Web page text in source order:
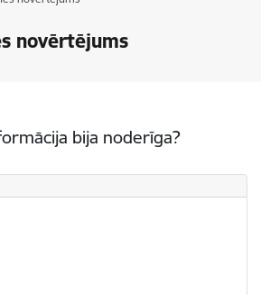
novērtējums
bija noderīga?
bija noderīga?